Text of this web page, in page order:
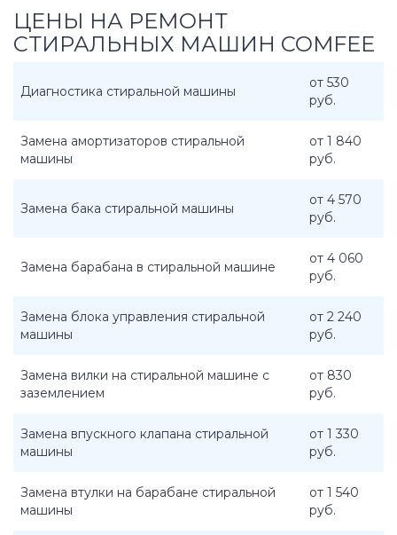
ЦЕНЫ НА РЕМОНТ
СТИРАЛЬНЫХ МАШИН COMFEE
Диагностика стиральной машины
от 530
руб.
Замена амортизаторов стиральной
машины
от 1 840
руб.
Замена бака стиральной машины
от 4 570
руб.
Замена барабана в стиральной машине
от 4 060
руб.
Замена блока управления стиральной
машины
от 2 240
руб.
Замена вилки на стиральной машине с
заземлением
от 830
руб.
Замена впускного клапана стиральной
машины
от 1 330
руб.
Замена втулки на барабане стиральной
машины
от 1 540
руб.